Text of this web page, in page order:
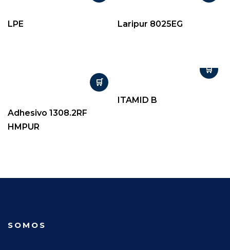
LPE Laripur 8025EG
Adhesivo 1308.2RF
HMPUR
ITAMID B
SOMOS